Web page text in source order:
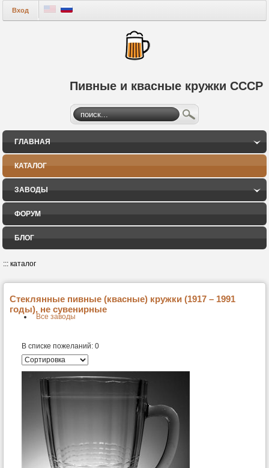
Пивные и квасные кружки СССР
Вход
ГЛАВНАЯ
КАТАЛОГ
ЗАВОДЫ
ФОРУМ
БЛОГ
::: каталог
Стеклянные пивные (квасные) кружки (1917 – 1991
годы), не сувенирные
Все заводы
В списке пожеланий: 0